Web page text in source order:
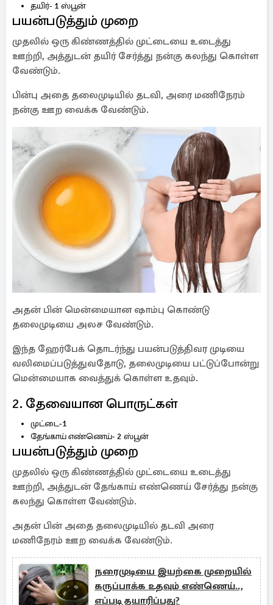
தயிர்- 1 ஸ்பூன்
பயன்படுத்தும் முறை
முதலில் ஒரு கிண்ணத்தில் முட்டையை உடைத்து
ஊற்றி, அத்துடன் தயிர் சேர்த்து நன்கு கலந்து கொள்ள
வேண்டும்.
பின்பு அதை தலைமுடியில் தடவி, அரை மணிநேரம்
நன்கு ஊற வைக்க வேண்டும்.
அதன் பின் மென்மையான ஷாம்பு கொண்டு
தலைமுடியை அலச வேண்டும்.
இந்த ஹேர்பேக் தொடர்ந்து பயன்படுத்திவர முடியை
வலிமைப்படுத்துவதோடு, தலைமுடியை பட்டுப்போன்று
மென்மையாக வைத்துக் கொள்ள உதவும்.
2. தேவையான பொருட்கள்
முட்டை-1
தேங்காய் எண்ணெய்- 2 ஸ்பூன்
பயன்படுத்தும் முறை
முதலில் ஒரு கிண்ணத்தில் முட்டையை உடைத்து
ஊற்றி, அத்துடன் தேங்காய் எண்ணெய் சேர்த்து நன்கு
கலந்து கொள்ள வேண்டும்.
அதன் பின் அதை தலைமுடியில் தடவி அரை
மணிநேரம் ஊற வைக்க வேண்டும்.
நரைமுடியை இயற்கை முறையில்
கருப்பாக்க உதவும் எண்ணெய்..,
எப்படி தயாரிப்பது?